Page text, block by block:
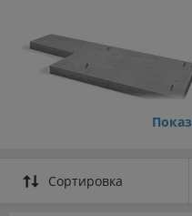
Поэтому для их защиты
Сортировка